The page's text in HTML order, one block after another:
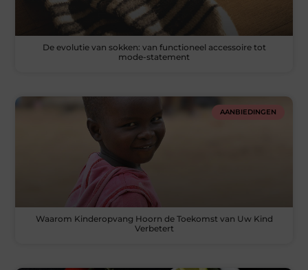
De evolutie van sokken: van functioneel accessoire tot
mode-statement
AANBIEDINGEN
Waarom Kinderopvang Hoorn de Toekomst van Uw Kind
Verbetert